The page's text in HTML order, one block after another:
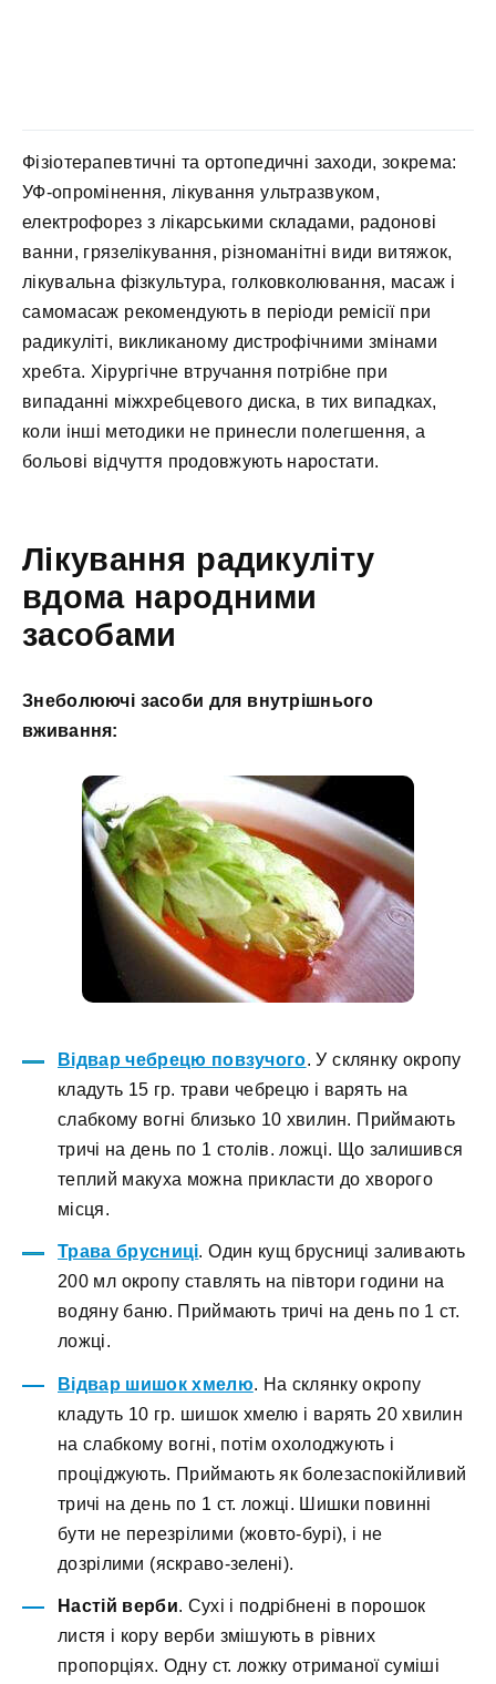
Фізіотерапевтичні та ортопедичні заходи, зокрема:
УФ-опромінення, лікування ультразвуком,
електрофорез з лікарськими складами, радонові
ванни, грязелікування, різноманітні види витяжок,
лікувальна фізкультура, голковколювання, масаж і
самомасаж рекомендують в періоди ремісії при
радикуліті, викликаному дистрофічними змінами
хребта. Хірургічне втручання потрібне при
випаданні міжхребцевого диска, в тих випадках,
коли інші методики не принесли полегшення, а
больові відчуття продовжують наростати.
Лікування радикуліту
вдома народними
засобами
Знеболюючі засоби для внутрішнього
вживання:
Відвар чебрецю повзучого. У склянку окропу
кладуть 15 гр. трави чебрецю і варять на
слабкому вогні близько 10 хвилин. Приймають
тричі на день по 1 столів. ложці. Що залишився
теплий макуха можна прикласти до хворого
місця.
Трава брусниці. Один кущ брусниці заливають
200 мл окропу ставлять на півтори години на
водяну баню. Приймають тричі на день по 1 ст.
ложці.
Відвар шишок хмелю. На склянку окропу
кладуть 10 гр. шишок хмелю і варять 20 хвилин
на слабкому вогні, потім охолоджують і
проціджують. Приймають як болезаспокійливий
тричі на день по 1 ст. ложці. Шишки повинні
бути не перезрілими (жовто-бурі), і не
дозрілими (яскраво-зелені).
Настій верби. Сухі і подрібнені в порошок
листя і кору верби змішують в рівних
пропорціях. Одну ст. ложку отриманої суміші